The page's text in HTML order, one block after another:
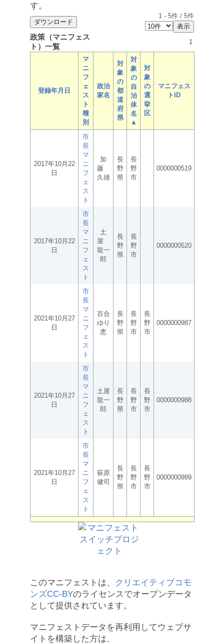
す。
1 - 5件 / 5件
政策（マニフェス
ト）一覧
1
登録年月日
マ
ニ
フ
ェ
ス
ト
種
別
政治
家名
対
象
の
都
道
府
県
対
象
の
自
治
体
名
▲
対
象
の
選
挙
区
マニフェス
トID
2017年10月22
日
市
長
マ
ニ
フ
ェ
ス
ト
加
藤
久雄
長
野
県
長
野
市
0000000519
2017年10月22
日
市
長
マ
ニ
フ
ェ
ス
ト
土
屋
龍一
郎
長
野
県
長
野
市
0000000520
2021年10月27
日
市
長
マ
ニ
フ
ェ
ス
ト
百合
ゆり
恵
長
野
県
長
野
市
長
野
市
0000000987
2021年10月27
日
市
長
マ
ニ
フ
ェ
ス
ト
土屋
龍一
郎
長
野
県
長
野
市
長
野
市
0000000988
2021年10月27
日
市
長
マ
ニ
フ
ェ
ス
ト
荻原
健司
長
野
県
長
野
市
長
野
市
0000000989
このマニフェストは、
クリエイティブコモ
ンズCC-BYのライセンスでオープンデータ
として提供されています。
マニフェストデータを再利用してウェブサ
イトを構築した方は、